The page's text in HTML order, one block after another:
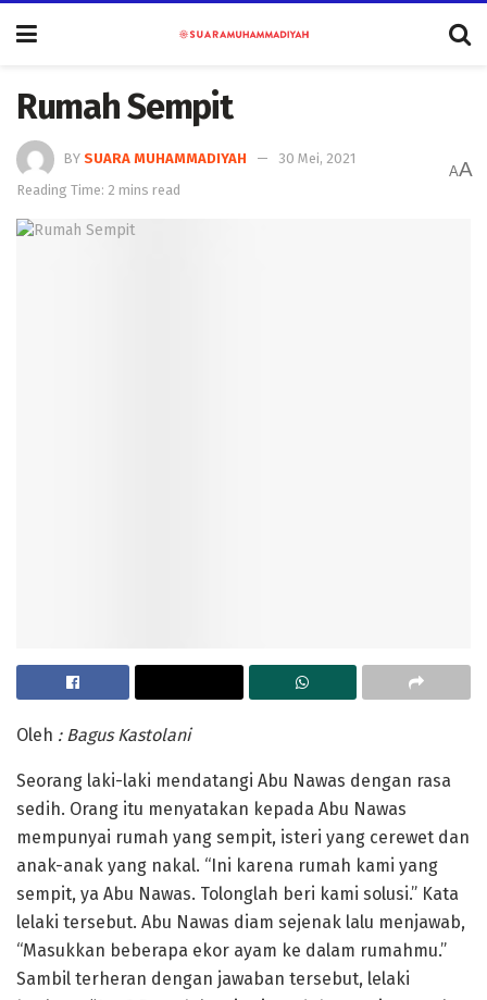
Rumah Sempit
BY SUARA MUHAMMADIYAH
30 Mei, 2021
Reading Time: 2 mins read
AA
Oleh : Bagus Kastolani
Seorang laki-laki mendatangi Abu Nawas dengan rasa
sedih. Orang itu menyatakan kepada Abu Nawas
mempunyai rumah yang sempit, isteri yang cerewet dan
anak-anak yang nakal. “Ini karena rumah kami yang
sempit, ya Abu Nawas. Tolonglah beri kami solusi.” Kata
lelaki tersebut. Abu Nawas diam sejenak lalu menjawab,
“Masukkan beberapa ekor ayam ke dalam rumahmu.”
Sambil terheran dengan jawaban tersebut, lelaki